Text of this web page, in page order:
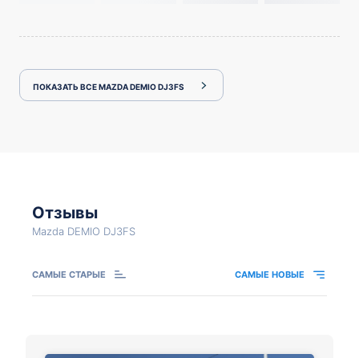
ПОКАЗАТЬ ВСЕ MAZDA DEMIO DJ3FS
Отзывы
Mazda DEMIO DJ3FS
САМЫЕ СТАРЫЕ САМЫЕ НОВЫЕ